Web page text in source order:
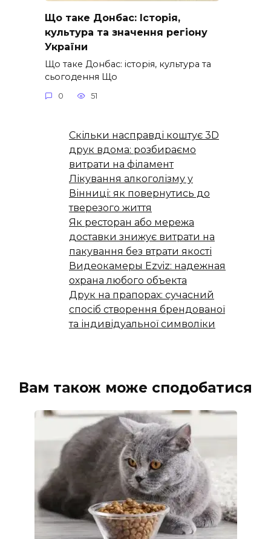
Що таке Донбас: Історія,
культура та значення регіону
України
Що таке Донбас: історія, культура та
сьогодення Що
0 51
Скільки насправді коштує 3D
друк вдома: розбираємо
витрати на філамент
Лікування алкоголізму у
Вінниці: як повернутись до
тверезого життя
Як ресторан або мережа
доставки знижує витрати на
пакування без втрати якості
Видеокамеры Ezviz: надежная
охрана любого объекта
Друк на прапорах: сучасний
спосіб створення брендованої
та індивідуальної символіки
Вам також може сподобатися